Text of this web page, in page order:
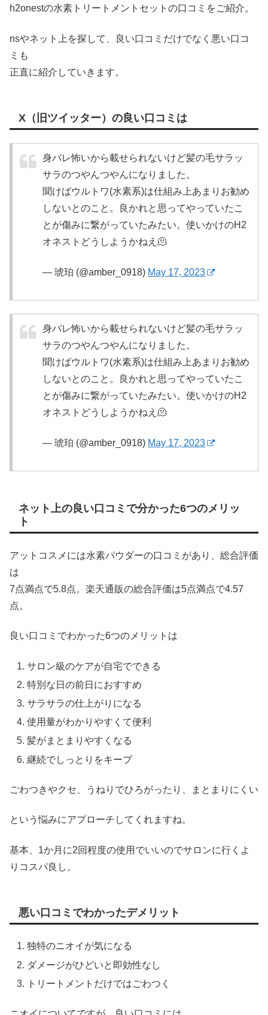
h2onestの水素トリートメントセットの口コミをご紹介。
nsやネット上を探して、良い口コミだけでなく悪い口コ
ミも
正直に紹介していきます。
X（旧ツイッター）の良い口コミは
身バレ怖いから載せられないけど髪の毛サラッ
サラのつやんつやんになりました。
聞けばウルトワ(水素系)は仕組み上あまりお勧め
しないとのこと。良かれと思ってやっていたこ
とが傷みに繋がっていたみたい。使いかけのH2
オネストどうしようかねえ🫠
— 琥珀 (@amber_0918) May 17, 2023
身バレ怖いから載せられないけど髪の毛サラッ
サラのつやんつやんになりました。
聞けばウルトワ(水素系)は仕組み上あまりお勧め
しないとのこと。良かれと思ってやっていたこ
とが傷みに繋がっていたみたい。使いかけのH2
オネストどうしようかねえ🫠
— 琥珀 (@amber_0918) May 17, 2023
ネット上の良い口コミで分かった6つのメリッ
ト
アットコスメには水素パウダーの口コミがあり、総合評価
は
7点満点で5.8点。楽天通販の総合評価は5点満点で4.57
点。
良い口コミでわかった6つのメリットは
サロン級のケアが自宅でできる
特別な日の前日におすすめ
サラサラの仕上がりになる
使用量がわかりやすくて便利
髪がまとまりやすくなる
継続でしっとりをキープ
ごわつきやクセ、うねりでひろがったり、まとまりにくい
という悩みにアプローチしてくれますね。
基本、1か月に2回程度の使用でいいのでサロンに行くよ
りコスパ良し。
悪い口コミでわかったデメリット
独特のニオイが気になる
ダメージがひどいと即効性なし
トリートメントだけではごわつく